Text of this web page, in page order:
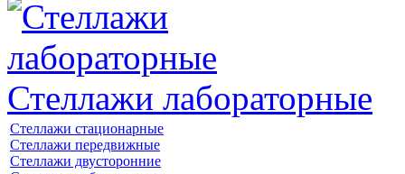
Стеллажи лабораторные
Стеллажи стационарные
Стеллажи передвижные
Стеллажи двусторонние